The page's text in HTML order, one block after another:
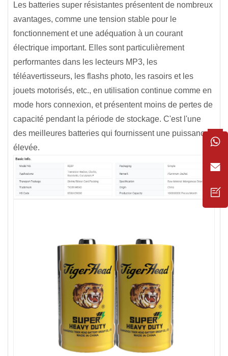
Les batteries super résistantes présentent de nombreux
avantages, comme une tension stable pour le
fonctionnement et une adéquation à un courant
électrique important. Elles sont particulièrement
performantes dans les lecteurs MP3, les
téléavertisseurs, les flashs photo, les rasoirs et les
jouets motorisés, etc., en utilisation continue comme en
mode hors connexion, et présentent moins de pertes de
capacité pendant la période de stockage. C'est l'une
des meilleures batteries qui fournissent une puissance
élevée.